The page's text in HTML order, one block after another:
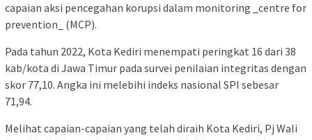
capaian aksi pencegahan korupsi dalam monitoring _centre for
prevention_ (MCP).
Pada tahun 2022, Kota Kediri menempati peringkat 16 dari 38
kab/kota di Jawa Timur pada survei penilaian integritas dengan
skor 77,10. Angka ini melebihi indeks nasional SPI sebesar
71,94.
Melihat capaian-capaian yang telah diraih Kota Kediri, Pj Wali